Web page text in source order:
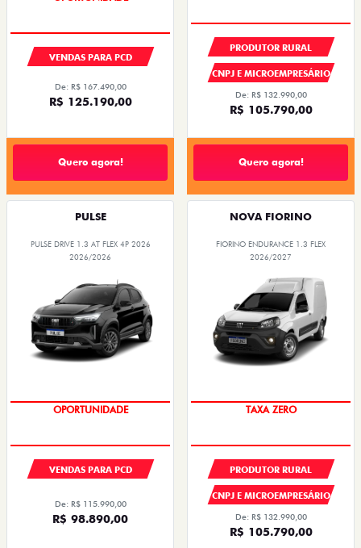
VENDAS PARA PCD
De: R$ 167.490,00
R$ 125.190,00
Quero agora!
PRODUTOR RURAL
CNPJ E MICROEMPRESÁRIO
De: R$ 132.990,00
R$ 105.790,00
Quero agora!
PULSE
PULSE DRIVE 1.3 AT FLEX 4P 2026
2026/2026
OPORTUNIDADE
VENDAS PARA PCD
De: R$ 115.990,00
R$ 98.890,00
NOVA FIORINO
FIORINO ENDURANCE 1.3 FLEX
2026/2027
TAXA ZERO
PRODUTOR RURAL
CNPJ E MICROEMPRESÁRIO
De: R$ 132.990,00
R$ 105.790,00